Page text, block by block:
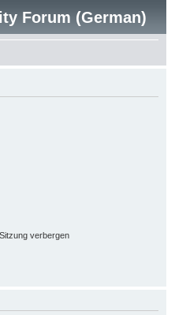
Forum (German)
verbergen